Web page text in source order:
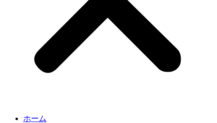
ホーム